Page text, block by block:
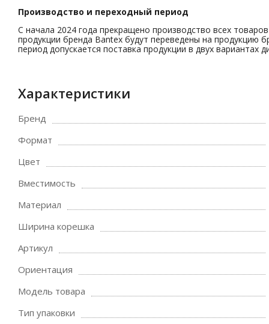
Производство и переходный период
С начала 2024 года прекращено производство всех
продукции бренда Bantex будут переведены на продукцию
период допускается поставка продукции в двух вариантах
Характеристики
Бренд
Формат
Цвет
Вместимость
Материал
Ширина корешка
Артикул
Ориентация
Модель товара
Тип упаковки